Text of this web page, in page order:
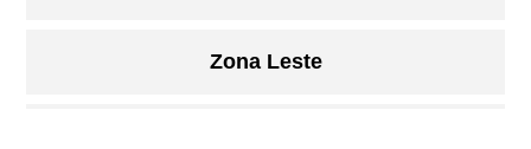
Zona Leste